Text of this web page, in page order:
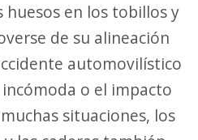
huesos en los tobillos y
de su alineación
automovilístico
o el impacto
situaciones, los